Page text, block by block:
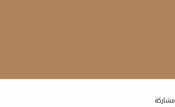
مشاركة